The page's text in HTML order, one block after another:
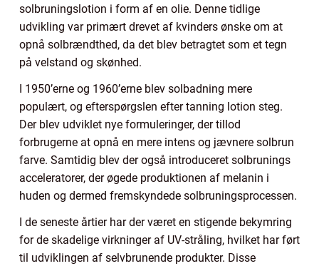
solbruningslotion i form af en olie. Denne tidlige
udvikling var primært drevet af kvinders ønske om at
opnå solbrændthed, da det blev betragtet som et tegn
på velstand og skønhed.
I 1950’erne og 1960’erne blev solbadning mere
populært, og efterspørgslen efter tanning lotion steg.
Der blev udviklet nye formuleringer, der tillod
forbrugerne at opnå en mere intens og jævnere solbrun
farve. Samtidig blev der også introduceret solbrunings
acceleratorer, der øgede produktionen af melanin i
huden og dermed fremskyndede solbruningsprocessen.
I de seneste årtier har der været en stigende bekymring
for de skadelige virkninger af UV-stråling, hvilket har ført
til udviklingen af selvbrunende produkter. Disse